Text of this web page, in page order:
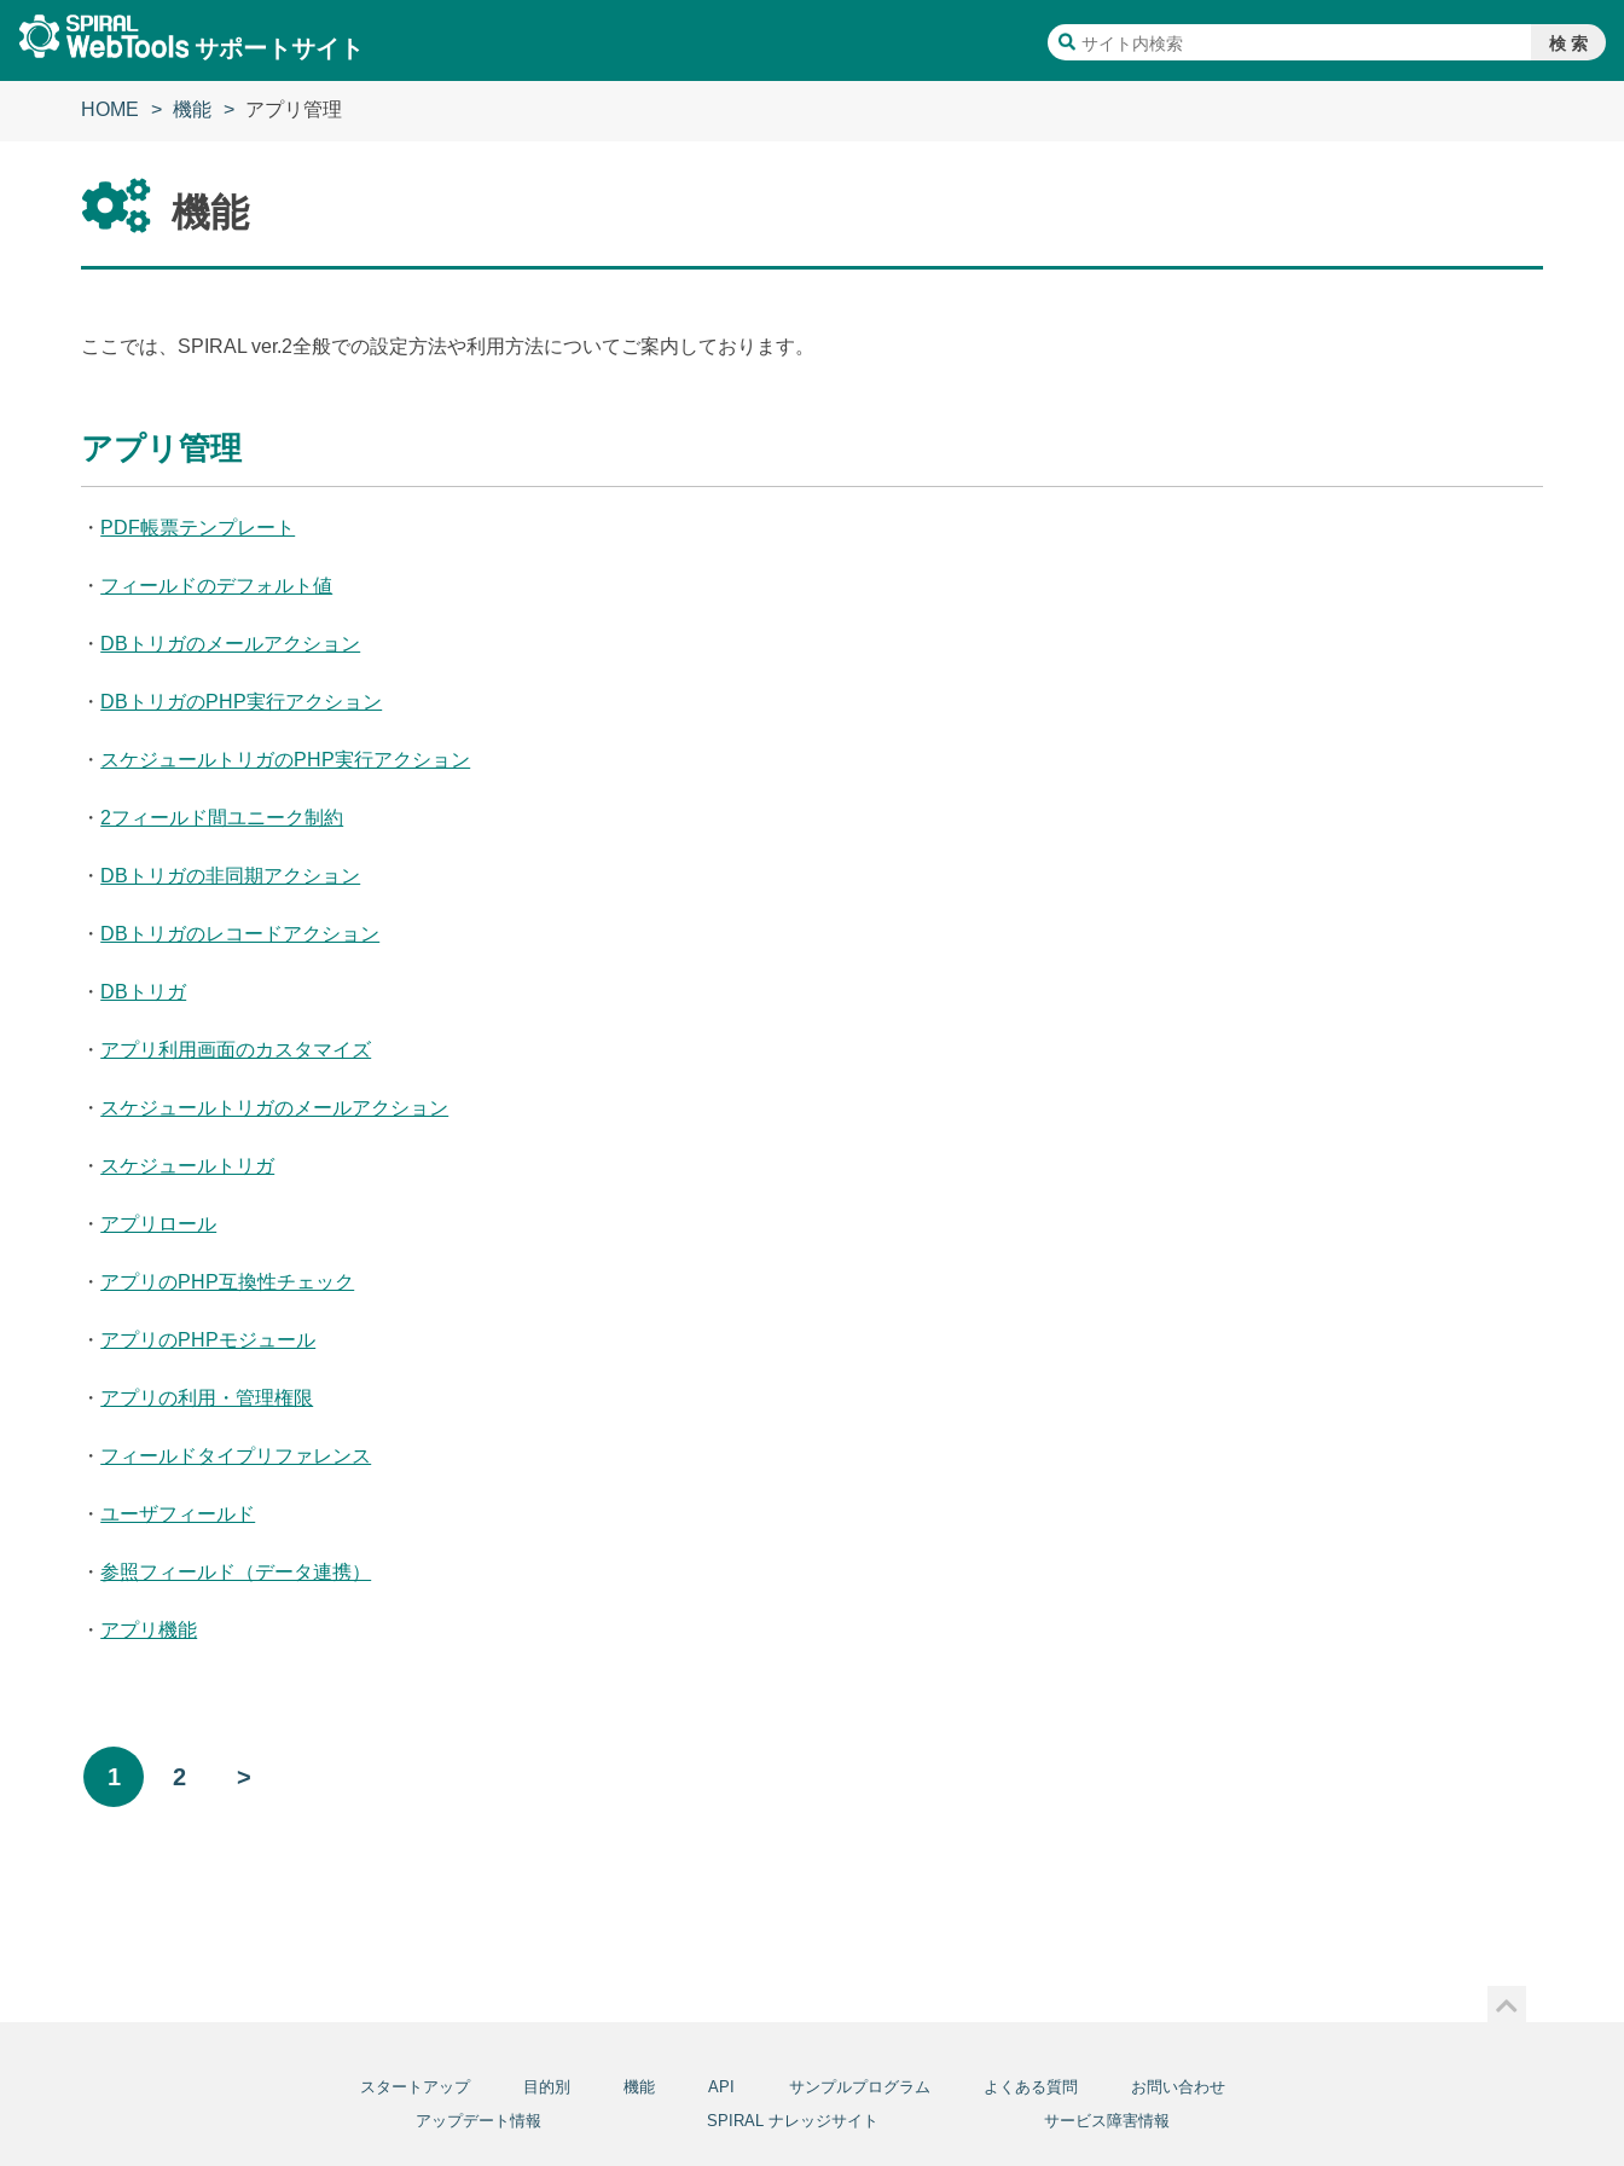
サポートサイト
HOME 機能 アプリ管理
機能
ここでは、SPIRAL ver.2全般での設定方法や利用方法についてご案内しております。
アプリ管理
・ PDF帳票テンプレート
・ フィールドのデフォルト値
・ DBトリガのメールアクション
・ DBトリガのPHP実行アクション
・ スケジュールトリガのPHP実行アクション
・ 2フィールド間ユニーク制約
・ DBトリガの非同期アクション
・ DBトリガのレコードアクション
・ DBトリガ
・ アプリ利用画面のカスタマイズ
・ スケジュールトリガのメールアクション
・ スケジュールトリガ
・ アプリロール
・ アプリのPHP互換性チェック
・ アプリのPHPモジュール
・ アプリの利用・管理権限
・ フィールドタイプリファレンス
・ユーザフィールド
・参照フィールド（データ連携）
・ アプリ機能
1 2 >
スタートアップ 目的別 機能 API サンプルプログラム よくある質問
お問い合わせ
アップデート情報
SPIRAL ナレッジサイト サービス障害情報